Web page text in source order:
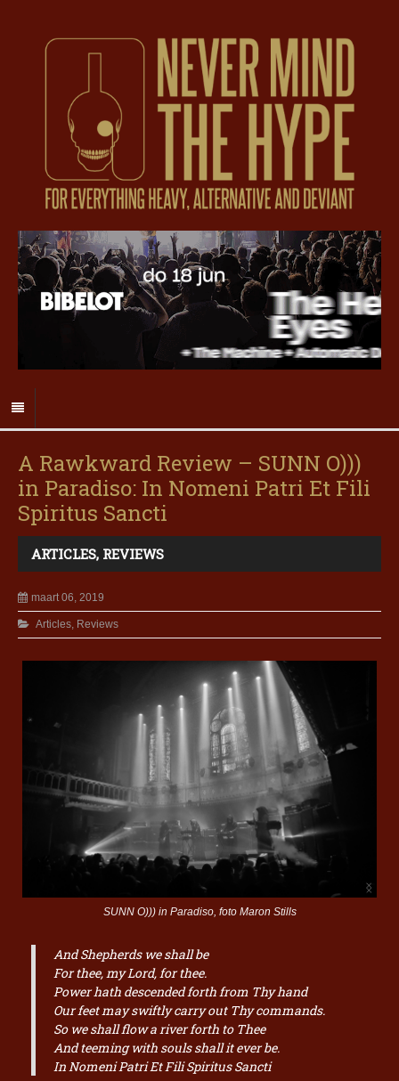
A Rawkward Review – SUNN O)))
in Paradiso: In Nomeni Patri Et Fili
Spiritus Sancti
ARTICLES, REVIEWS
maart 06, 2019
Articles, Reviews
SUNN O))) in Paradiso, foto Maron Stills
And Shepherds we shall be
For thee, my Lord, for thee.
Power hath descended forth from Thy hand
Our feet may swiftly carry out Thy commands.
So we shall flow a river forth to Thee
And teeming with souls shall it ever be.
In Nomeni Patri Et Fili Spiritus Sancti